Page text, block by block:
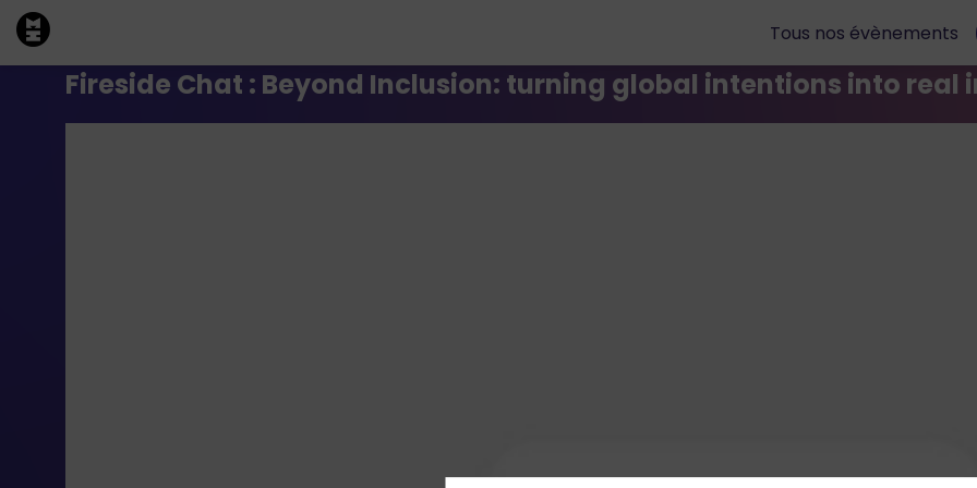
Tous nos évènements
Fireside Chat : Beyond Inclusion: turning global intentions into real